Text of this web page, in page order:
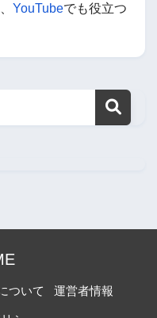
YouTubeでも役立つ
ついて 運営者情報